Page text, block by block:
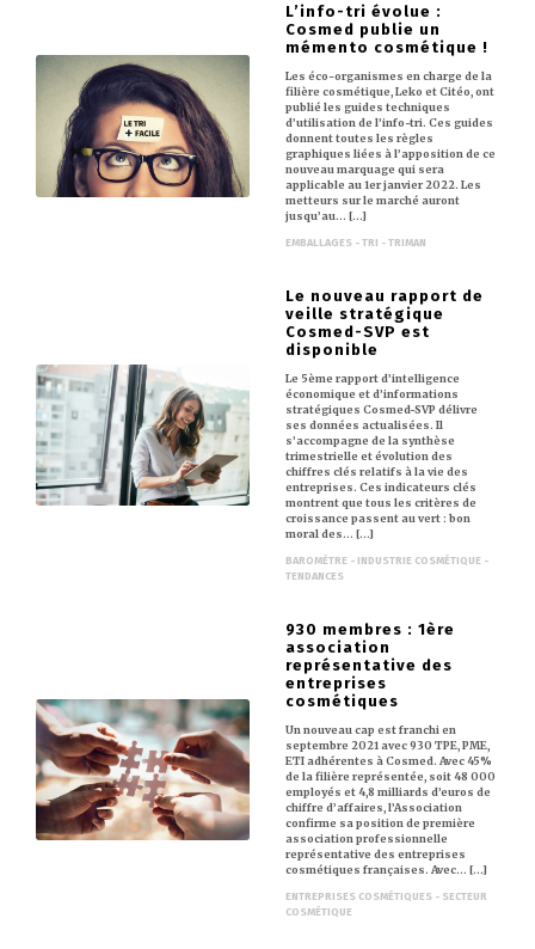
L’info-tri évolue :
Cosmed publie un
mémento cosmétique !
Les éco-organismes en charge de la
filière cosmétique, Leko et Citéo, ont
publié les guides techniques
d’utilisation de l’info-tri. Ces guides
donnent toutes les règles
graphiques liées à l’apposition de ce
nouveau marquage qui sera
applicable au 1er janvier 2022. Les
metteurs sur le marché auront
jusqu’au… [...]
EMBALLAGES - TRI - TRIMAN
Le nouveau rapport de
veille stratégique
Cosmed-SVP est
disponible
Le 5ème rapport d’intelligence
économique et d’informations
stratégiques Cosmed-SVP délivre
ses données actualisées. Il
s’accompagne de la synthèse
trimestrielle et évolution des
chiffres clés relatifs à la vie des
entreprises. Ces indicateurs clés
montrent que tous les critères de
croissance passent au vert : bon
moral des… [...]
BAROMÈTRE - INDUSTRIE COSMÉTIQUE -
TENDANCES
930 membres : 1ère
association
représentative des
entreprises
cosmétiques
Un nouveau cap est franchi en
septembre 2021 avec 930 TPE, PME,
ETI adhérentes à Cosmed. Avec 45%
de la filière représentée, soit 48 000
employés et 4,8 milliards d’euros de
chiffre d’affaires, l’Association
confirme sa position de première
association professionnelle
représentative des entreprises
cosmétiques françaises. Avec… [...]
ENTREPRISES COSMÉTIQUES - SECTEUR
COSMÉTIQUE